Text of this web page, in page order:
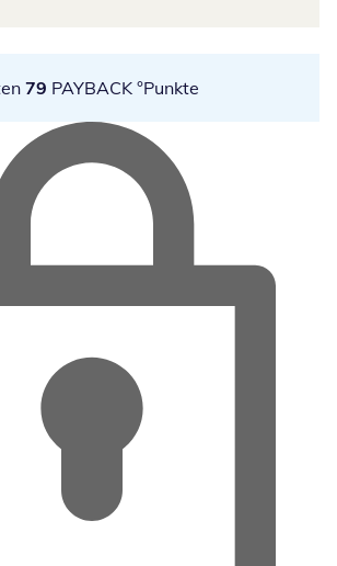
79 PAYBACK °Punkte